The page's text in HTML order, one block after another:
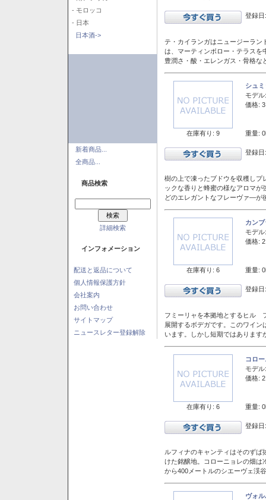
- モロッコ
- 日本
日本酒->
新着商品...
全商品...
商品検索
詳細検索
インフォメーション
配送と返品について
個人情報保護方針
会社案内
お問い合わせ
サイトマップ
ニュースレター登録解除
登録
テ・カイランガはニュージーラン
は、マーティンボロー・テラスを
豊潤さ・酸・エレンガス・骨格
在庫有り: 9
シュ
モデル:
価格:
重量:
登録
樹の上で凍ったブドウを収穫しプ
ックな香りと蜂蜜の様なアロマ
どのエレガントなフレーヴァ―が
在庫有り: 6
カン
モデル:
価格:
重量:
登録
フミーリャを本拠地とするヒル
展開するボデガです。このワイ
います。しかし短期ではありま
在庫有り: 6
コロ
モデル:
価格:
重量:
登録
ルフィナのキャンティはそのず
けた銘醸地。コローニョレの畑は
から400メートルのシエーヴェ渓
ヴォ